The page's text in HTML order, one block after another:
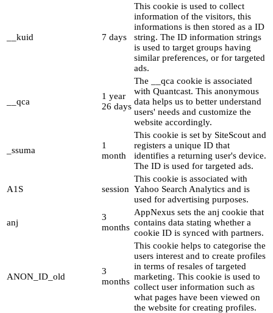
__kuid 7 days
This cookie is used to collect
information of the visitors, this
informations is then stored as a ID
string. The ID information strings
is used to target groups having
similar preferences, or for targeted
ads.
__qca
1 year
26 days
The __qca cookie is associated
with Quantcast. This anonymous
data helps us to better understand
users' needs and customize the
website accordingly.
_ssuma
1
month
This cookie is set by SiteScout and
registers a unique ID that
identifies a returning user's device.
The ID is used for targeted ads.
A1S session
This cookie is associated with
Yahoo Search Analytics and is
used for advertising purposes.
anj
3
months
AppNexus sets the anj cookie that
contains data stating whether a
cookie ID is synced with partners.
ANON_ID_old
3
months
This cookie helps to categorise the
users interest and to create profiles
in terms of resales of targeted
marketing. This cookie is used to
collect user information such as
what pages have been viewed on
the website for creating profiles.